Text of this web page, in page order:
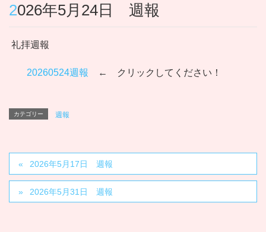
2026年5月24日 週報
礼拝週報
20260524週報 ← クリックしてください！
カテゴリー 週報
2026年5月17日 週報
2026年5月31日 週報